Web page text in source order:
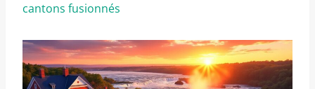
cantons fusionnés